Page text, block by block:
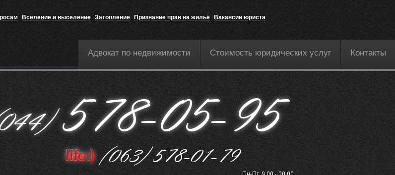
Вселение и выселение Затопление Признание прав на жильё Вакансии юриста
Адвокат по недвижимости Стоимость юридических услуг Контакты